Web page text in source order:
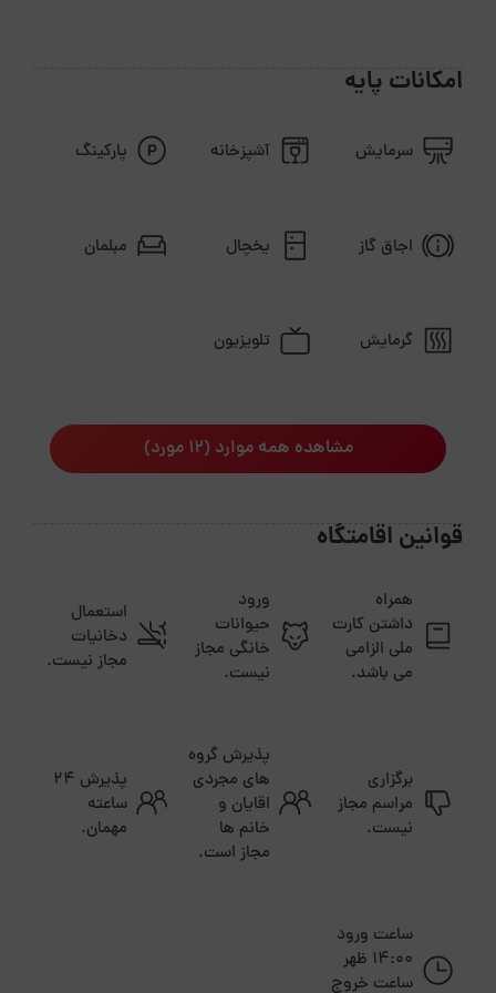
امکانات پایه
سرمایش آشپزخانه پارکینگ
اجاق گاز یخچال مبلمان
گرمایش تلویزیون
مشاهده همه موارد (12 مورد)
قوانین اقامتگاه
همراه
داشتن کارت
ملی الزامی
می باشد.
ورود
حیوانات
خانگی مجاز
نیست.
استعمال
دخانیات
مجاز نیست.
برگزاری
مراسم مجاز
نیست.
پذیرش گروه
های مجردی
اقایان و
خانم ها
مجاز است.
پذیرش ۲۴
ساعته
مهمان.
ساعت ورود
14:00 ظهر
ساعت خروج